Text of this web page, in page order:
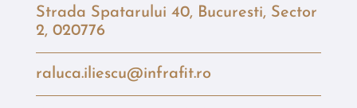
Strada Spatarului 40, Bucuresti, Sector
2, 020776
raluca.iliescu@infrafit.ro